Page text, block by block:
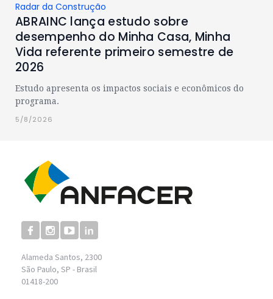
Radar da Construção
ABRAINC lança estudo sobre
desempenho do Minha Casa, Minha
Vida referente primeiro semestre de
2026
Estudo apresenta os impactos sociais e econômicos do
programa.
5/8/2026
Alameda Santos, 2300
São Paulo, SP - Brasil
01418-200